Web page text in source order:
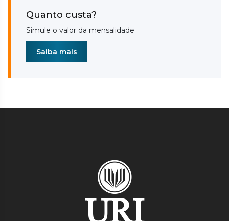
Quanto custa?
Simule o valor da mensalidade
Saiba mais